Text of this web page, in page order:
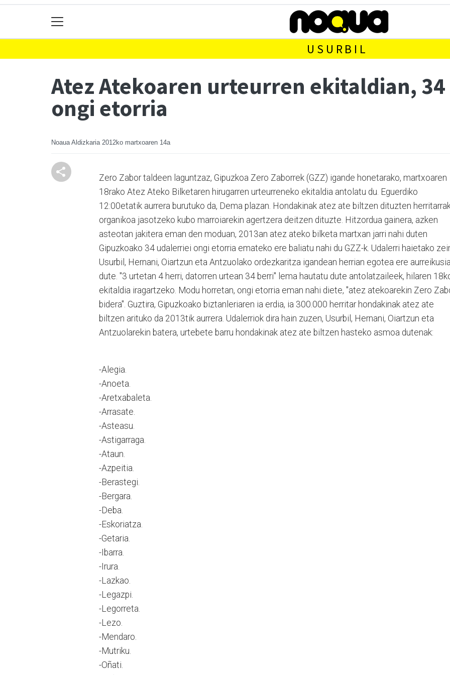
USURBIL
Atez Atekoaren urteurren ekitaldian,
ongi etorria
Noaua Aldizkaria 2012ko martxoaren 14a
Zero Zabor taldeen laguntzaz, Gipuzkoa Zero Zaborrek (GZZ) igande honetarako, martxoaren
18rako Atez Ateko Bilketaren hirugarren urteurreneko ekitaldia antolatu du. Eguerdiko
12:00etatik aurrera burutuko da, Dema plazan. Hondakinak atez ate biltzen dituzten
organikoa jasotzeko kubo marroiarekin agertzera deitzen dituzte. Hitzordua gainera, azken
asteotan jakitera eman den moduan, 2013an atez ateko bilketa martxan jarri nahi duten
Gipuzkoako 34 udalerriei ongi etorria emateko ere baliatu nahi du GZZ-k. Udalerri haietako
Usurbil, Hernani, Oiartzun eta Antzuolako ordezkaritza igandean herrian egotea ere aurreikusia
dute. "3 urtetan 4 herri, datorren urtean 34 berri" lema hautatu dute antolatzaileek, hilaren
ekitaldia iragartzeko. Modu horretan, ongi etorria eman nahi diete, "atez atekoarekin Zero
bidera". Guztira, Gipuzkoako biztanleriaren ia erdia, ia 300.000 herritar hondakinak atez ate
biltzen arituko da 2013tik aurrera. Udalerriok dira hain zuzen, Usurbil, Hernani, Oiartzun eta
Antzuolarekin batera, urtebete barru hondakinak atez ate biltzen hasteko asmoa dutenak:
-Alegia.
-Anoeta.
-Aretxabaleta.
-Arrasate.
-Asteasu.
-Astigarraga.
-Ataun.
-Azpeitia.
-Berastegi.
-Bergara.
-Deba.
-Eskoriatza.
-Getaria.
-Ibarra.
-Irura.
-Lazkao.
-Legazpi.
-Legorreta.
-Lezo.
-Mendaro.
-Mutriku.
-Oñati.